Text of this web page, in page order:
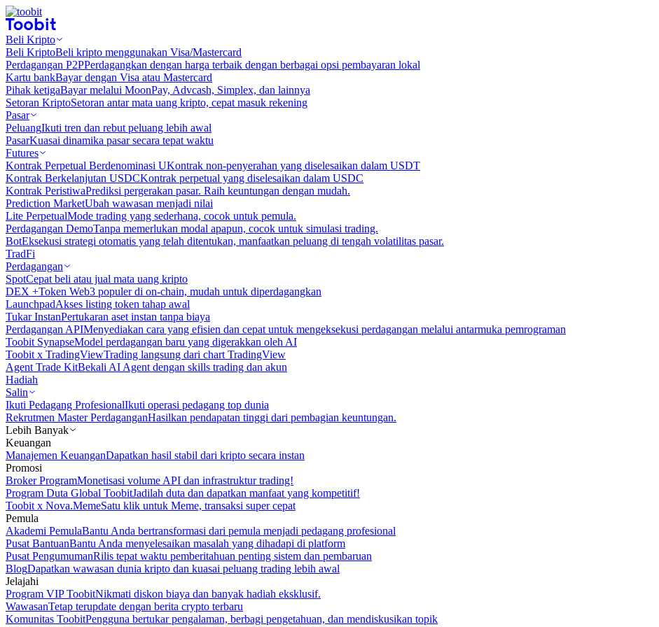
Beli Kripto
Beli KriptoBeli kripto menggunakan Visa/Mastercard
Perdagangan P2PPerdagangkan dengan harga terbaik dengan berbagai opsi pembayaran lokal
Kartu bankBayar dengan Visa atau Mastercard
Pihak ketigaBayar melalui MoonPay, Advcash, Simplex, dan lainnya
Setoran KriptoSetoran antar mata uang kripto, cepat masuk rekening
Pasar
PeluangIkuti tren dan rebut peluang lebih awal
PasarKuasai dinamika pasar secara tepat waktu
Futures
Kontrak Perpetual Berdenominasi UKontrak non-penyerahan yang diselesaikan dalam USDT
Kontrak Berkelanjutan USDCKontrak perpetual yang diselesaikan dalam USDC
Kontrak PeristiwaPrediksi pergerakan pasar. Raih keuntungan dengan mudah.
Prediction MarketUbah wawasan menjadi nilai
Lite PerpetualMode trading yang sederhana, cocok untuk pemula.
Perdagangan DemoTanpa memerlukan modal apapun, cocok untuk simulasi trading.
BotEksekusi strategi otomatis yang telah ditentukan, manfaatkan peluang di tengah volatilitas pasar.
TradFi
Perdagangan
SpotCepat beli atau jual mata uang kripto
DEX +Token Web3 populer di on-chain, mudah untuk diperdagangkan
LaunchpadAkses listing token tahap awal
Tukar InstanPertukaran aset instan tanpa biaya
Perdagangan APIMenyediakan cara yang efisien dan cepat untuk mengeksekusi perdagangan melalui antarmuka pemrograman
Toobit SynapseModel perdagangan baru yang digerakkan oleh AI
Toobit x TradingViewTrading langsung dari chart TradingView
Agent Trade KitBekali AI Agent dengan skills trading dan akun
Hadiah
Salin
Ikuti Pedagang ProfesionalIkuti operasi pedagang top dunia
Rekrutmen Master PerdaganganHasilkan pendapatan tinggi dari pembagian keuntungan.
Lebih Banyak
Keuangan
Manajemen KeuanganDapatkan hasil stabil dari kripto secara instan
Promosi
Broker ProgramMonetisasi volume API dan infrastruktur trading!
Program Duta Global ToobitJadilah duta dan dapatkan manfaat yang kompetitif!
Toobit x Nova.MemeSatu klik untuk Meme, transaksi super cepat
Pemula
Akademi PemulaBantu Anda bertransformasi dari pemula menjadi pedagang profesional
Pusat BantuanBantu Anda menyelesaikan masalah yang dihadapi di platform
Pusat PengumumanRilis tepat waktu pemberitahuan penting sistem dan pembaruan
BlogDapatkan wawasan dunia kripto dan kuasai peluang trading lebih awal
Jelajahi
Program VIP ToobitNikmati diskon biaya dan banyak hadiah eksklusif.
WawasanTetap terupdate dengan berita crypto terbaru
Komunitas ToobitPengguna bertukar pengalaman, berbagi pengetahuan, dan mendiskusikan topik